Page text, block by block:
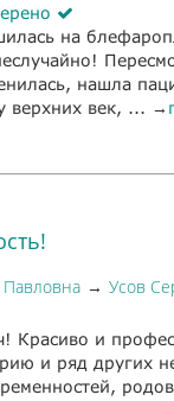
на
нашла
верхних век, ... →
Павловна → Усов
Красиво и
и ряд других